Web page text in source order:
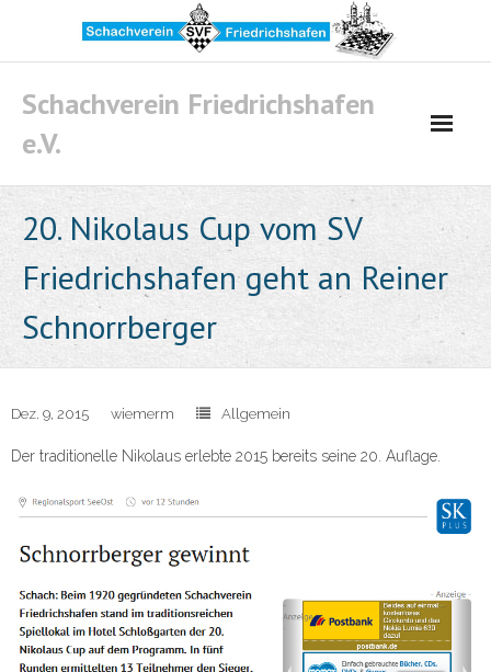
content
Schachverein Friedrichshafen
e.V.
20. Nikolaus Cup vom SV
Friedrichshafen geht an Reiner
Schnorrberger
Dez. 9, 2015 wiemerm Allgemein
Der traditionelle Nikolaus erlebte 2015 bereits seine 20. Auflage.